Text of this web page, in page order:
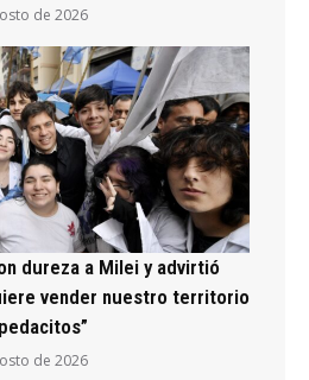
de 2026
dureza a Milei y advirtió
vender nuestro territorio
de 2026